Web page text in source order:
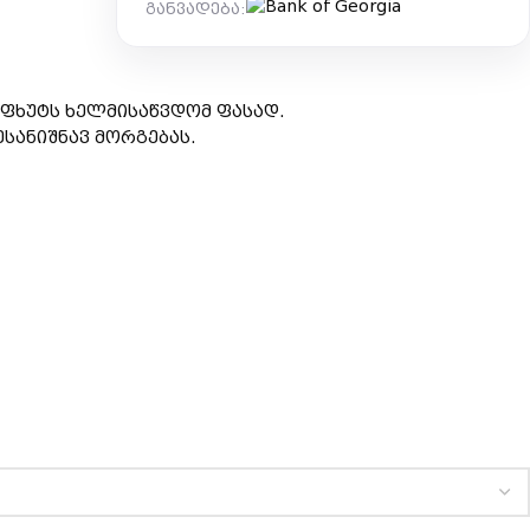
განვადება:
ხელმისაწვდომ ფასად.
მორგებას.